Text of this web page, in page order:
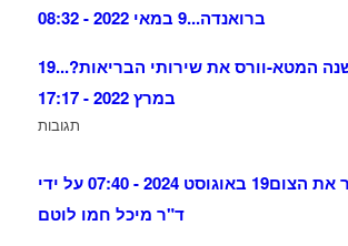
ברואנדה...9 במאי 2022 - 08:32
המטא-וורס את שירותי הבריאות?...19
במרץ 2022 - 17:17
תגובות
את הצום
19 באוגוסט 2024 - 07:40 על ידי
ד"ר מיכל חמו לוטם